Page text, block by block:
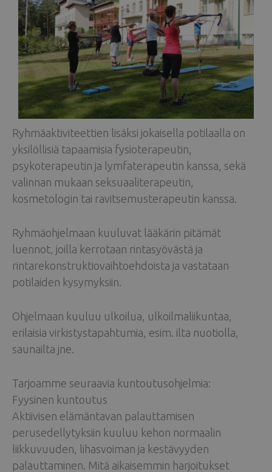
Ryhmäaktiviteettien lisäksi jokaisella potilaalla on
yksilöllisiä tapaamisia fysioterapeutin,
psykoterapeutin ja lymfaterapeutin kanssa, sekä
valinnan mukaan seksuaaliterapeutin,
kosmetologin tai ravitsemusterapeutin kanssa.
Ryhmäohjelmaan kuuluvat lääkärin pitämät
luennot, joilla kerrotaan rintasyövästä ja
rintarekonstruktiovaihtoehdoista ja vastataan
potilaiden kysymyksiin.
Ohjelmaan kuuluu ulkoilua, ulkoilmaliikuntaa,
erilaisia virkistystapahtumia, esim. ilta nuotiolla,
saunailta jne.
Tarjoamme seuraavia kuntoutusohjelmia:
Fyysinen kuntoutus
Aktiivisen elämäntavan palauttamisen
perusedellytyksiin kuuluu kehon normaalin
liikkuvuuden, lihasvoiman ja kestävyyden
palauttaminen. Mitä aikaisemmin harjoitukset